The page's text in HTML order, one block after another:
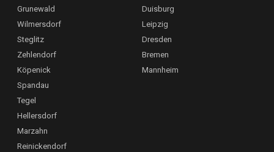
Grunewald
Wilmersdorf
Steglitz
Zehlendorf
Köpenick
Spandau
Tegel
Hellersdorf
Marzahn
Reinickendorf
Duisburg
Leipzig
Dresden
Bremen
Mannheim